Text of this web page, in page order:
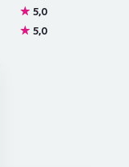
5,0
5,0